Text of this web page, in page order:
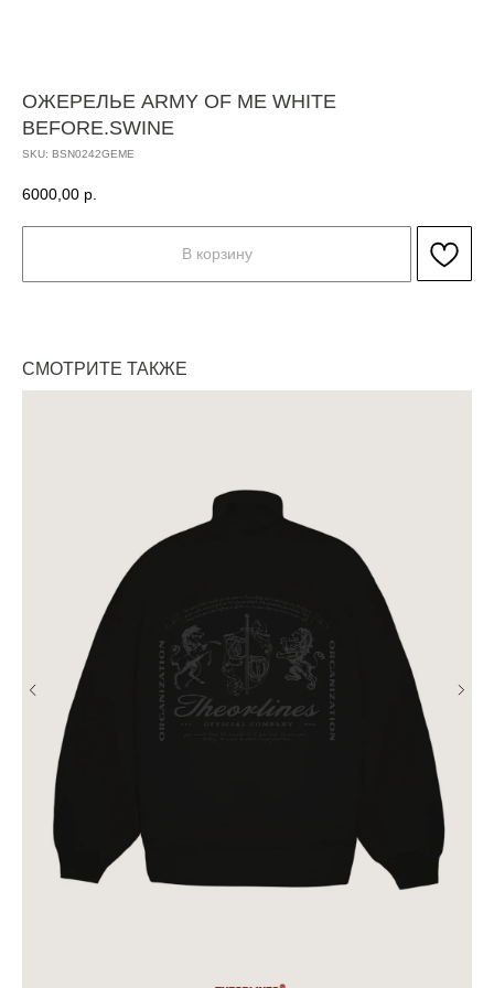
ОЖЕРЕЛЬЕ ARMY OF ME WHITE
BEFORE.SWINE
SKU: BSN0242GEME
6000,00 р.
В корзину
СМОТРИТЕ ТАКЖЕ